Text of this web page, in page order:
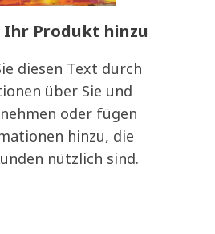
Ihr Produkt hinzu
diesen Text durch
über Sie und
oder fügen
hinzu, die
nützlich sind.